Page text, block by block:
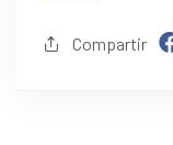
Compartir